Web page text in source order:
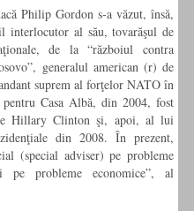
Philip Gordon s-a văzut, însă,
interlocutor al său, tovarăşul de
de la “războiul contra
generalul american (r) de
suprem al forţelor NATO în
Casa Albă, din 2004, fost
Hillary Clinton şi, apoi, al lui
din 2008. În prezent,
(special adviser) pe probleme
pe probleme economice”, al